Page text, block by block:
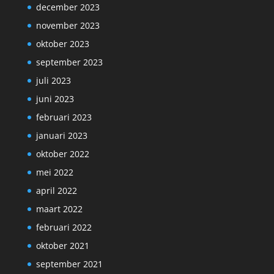
december 2023
november 2023
oktober 2023
september 2023
juli 2023
juni 2023
februari 2023
januari 2023
oktober 2022
mei 2022
april 2022
maart 2022
februari 2022
oktober 2021
september 2021